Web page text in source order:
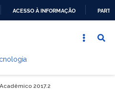
CONTEÚDO
ACESSO À INFORMAÇÃO
2017.2